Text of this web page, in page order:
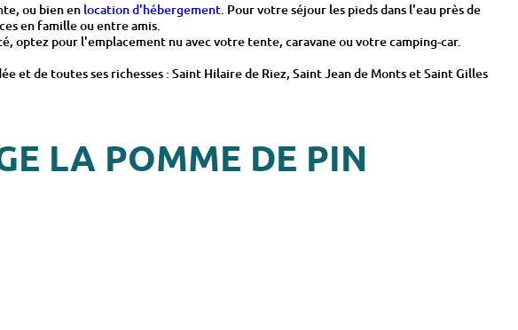
ou bien en location d'hébergement. Pour votre séjour les pieds dans l'eau près de
en famille ou entre amis.
optez pour l'emplacement nu avec votre tente, caravane ou votre camping-car.
et de toutes ses richesses : Saint Hilaire de Riez, Saint Jean de Monts et Saint Gilles
LA POMME DE PIN